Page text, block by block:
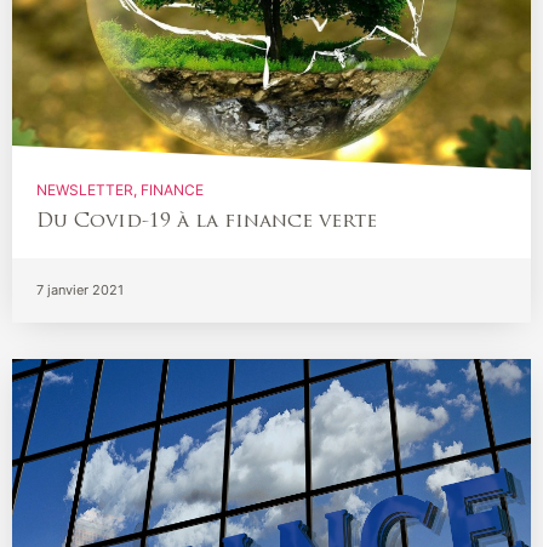
NEWSLETTER FINANCE
Du Covid-19 à la finance verte
7 janvier 2021